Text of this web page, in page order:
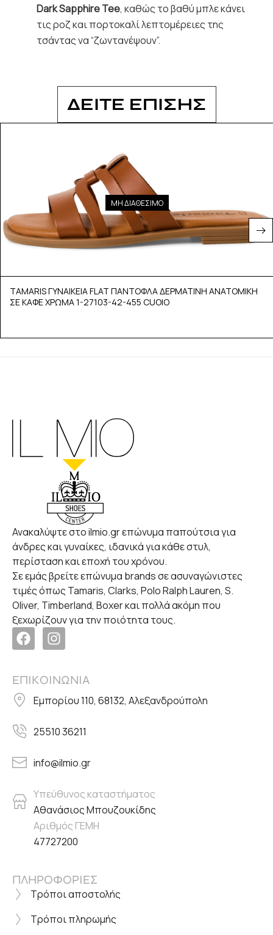
Dark Sapphire Tee, καθώς το βαθύ μπλε κάνει
τις ροζ και πορτοκαλί λεπτομέρειες της
τσάντας να “ζωντανέψουν”.
ΔΕΙΤΕ ΕΠΙΣΗΣ
ΜΗ ΔΙΑΘΕΣΙΜΟ
TAMARIS ΓΥΝΑΙΚΕΙΑ FLAT ΠΑΝΤΟΦΛΑ ΔΕΡΜΑΤΙΝΗ ΑΝΑΤΟΜΙΚΗ
ΣΕ ΚΑΦΕ ΧΡΩΜΑ 1-27103-42-455 CUOIO
Ανακαλύψτε στο ilmio.gr επώνυμα παπούτσια για
άνδρες και γυναίκες, ιδανικά για κάθε στυλ,
περίσταση και εποχή του χρόνου.
Σε εμάς βρείτε επώνυμα brands σε ασυναγώνιστες
τιμές όπως Tamaris, Clarks, Polo Ralph Lauren, S.
Oliver, Timberland, Boxer και πολλά ακόμη που
ξεχωρίζουν για την ποιότητα τους.
ΕΠΙΚΟΙΝΩΝΙΑ
Εμπορίου 110, 68132, Αλεξανδρούπολη
25510 36211
info@ilmio.gr
Υπεύθυνος καταστήματος
Αθανάσιος Μπουζουκίδης
Αριθμός ΓΕΜΗ
47727200
ΠΛΗΡΟΦΟΡΙΕΣ
Τρόποι αποστολής
Τρόποι πληρωμής